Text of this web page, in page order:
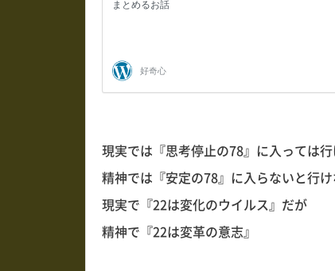
現実では『思考停止の78』に入っては
精神では『安定の78』に入らないと行
現実で『22は変化のウイルス』だが
精神で『22は変革の意志』